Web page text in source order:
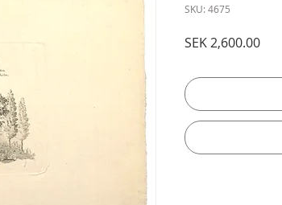
SKU: 4675
SEK 2,600.00Price